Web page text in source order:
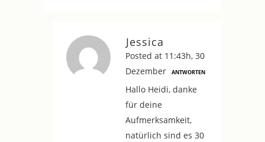
Jessica
Posted at 11:43h, 30
Dezember
ANTWORTEN
Hallo Heidi, danke
für deine
Aufmerksamkeit,
natürlich sind es 30